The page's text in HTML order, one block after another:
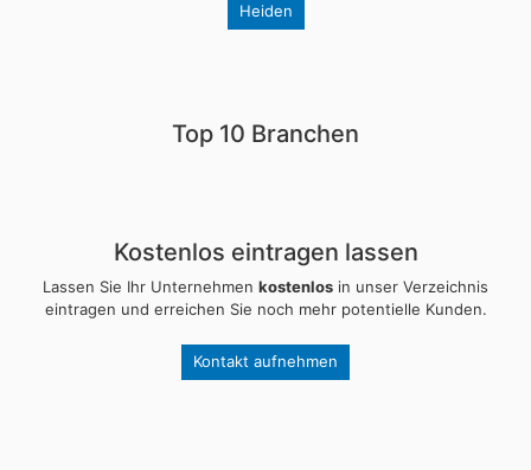
Heiden
Top 10 Branchen
Kostenlos eintragen lassen
Lassen Sie Ihr Unternehmen kostenlos in unser Verzeichnis
eintragen und erreichen Sie noch mehr potentielle Kunden.
Kontakt aufnehmen